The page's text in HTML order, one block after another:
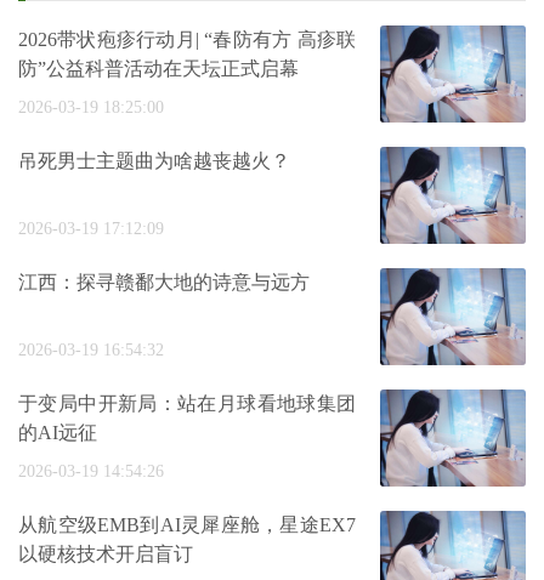
2026带状疱疹行动月| “春防有方 高疹联
防”公益科普活动在天坛正式启幕
2026-03-19 18:25:00
吊死男士主题曲为啥越丧越火？
2026-03-19 17:12:09
江西：探寻赣鄱大地的诗意与远方
2026-03-19 16:54:32
于变局中开新局：站在月球看地球集团
的AI远征
2026-03-19 14:54:26
从航空级EMB到AI灵犀座舱，星途EX7
以硬核技术开启盲订